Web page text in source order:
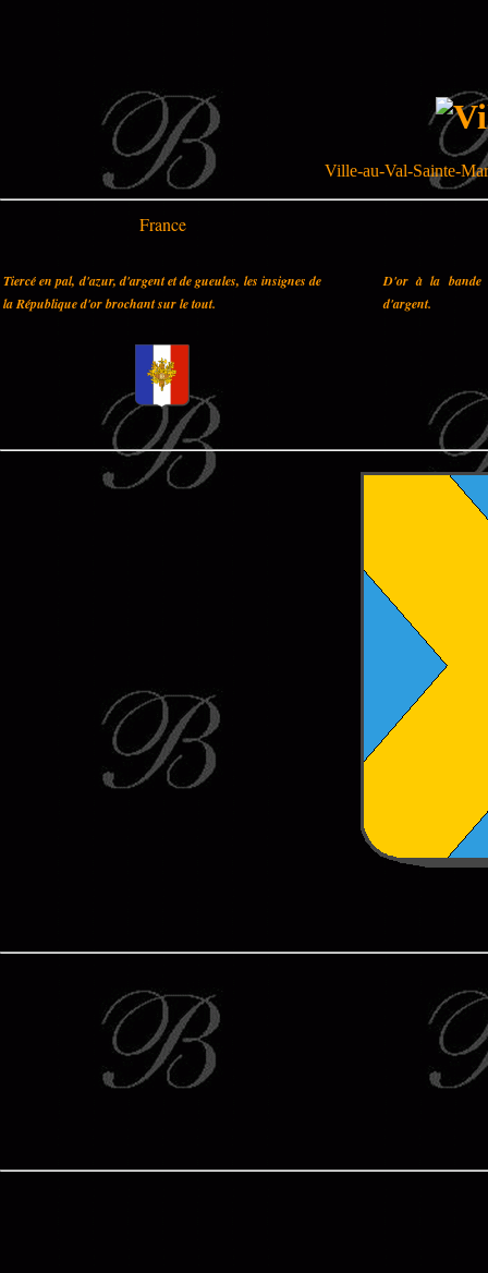
Ville-au-Val-Sainte-
France
Tiercé en pal, d'azur, d'argent et de gueules, les insignes de
la République d'or brochant sur le tout.
D'or à la bande
d'argent.